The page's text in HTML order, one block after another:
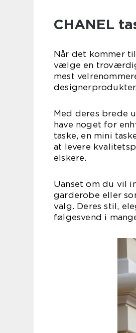
CHANEL
Når det kommer
vælge en
mest
Med deres brede
have noget for
taske, en mini
at levere
elskere.
Uanset om du vil
garderobe eller
valg. Deres stil,
følgesvend i